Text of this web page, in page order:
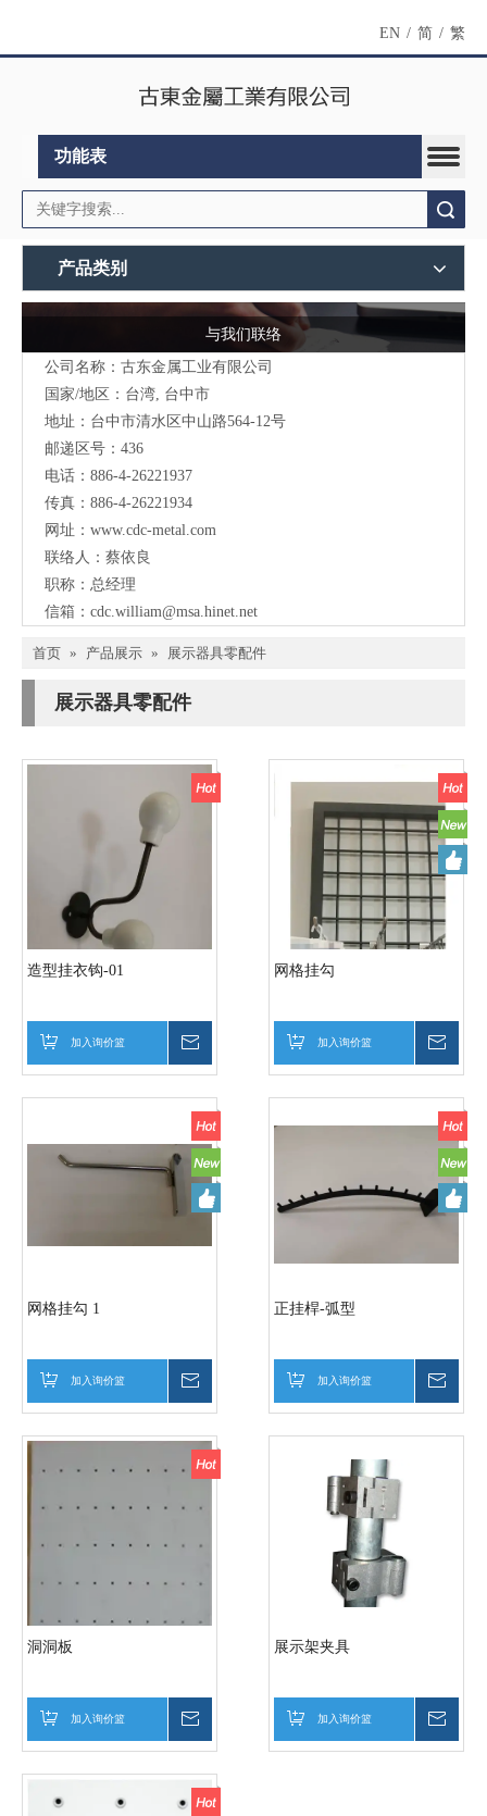
EN / 简 / 繁
功能表
产品类别
与我们联络
公司名称：古东金属工业有限公司
国家/地区：台湾, 台中市
地址：台中市清水区中山路564-12号
邮递区号：436
电话：886-4-26221937
传真：886-4-26221934
网址： www.cdc-metal.com
联络人：蔡依良
职称：总经理
信箱： cdc.william@msa.hinet.net
首页 » 产品展示 » 展示器具零配件
展示器具零配件
造型挂衣钩-01
加入询价篮
网格挂勾
加入询价篮
网格挂勾 1
加入询价篮
正挂桿-弧型
加入询价篮
洞洞板
加入询价篮
展示架夹具
加入询价篮